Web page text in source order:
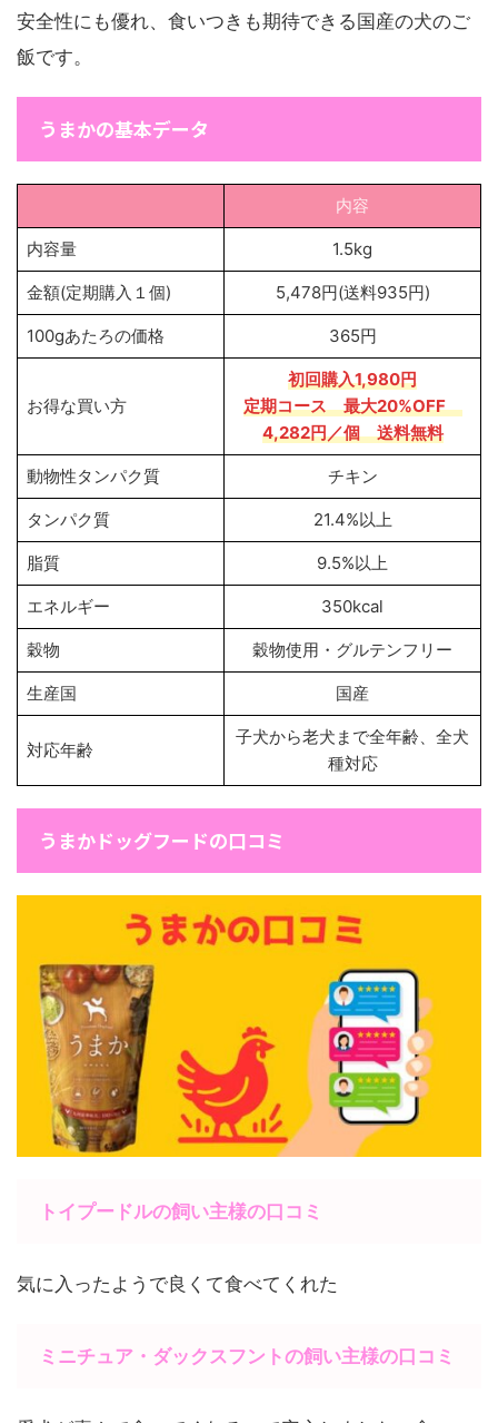
安全性にも優れ、食いつきも期待できる国産の犬のご
飯です。
うまかの基本データ
内容
内容量 1.5kg
金額(定期購入１個) 5,478円(送料935円)
100gあたろの価格 365円
お得な買い方
初回購入1,980円
定期コース最大20%OFF
4,282円／個送料無料
動物性タンパク質 チキン
タンパク質 21.4%以上
脂質 9.5%以上
エネルギー 350kcal
穀物 穀物使用・グルテンフリー
生産国 国産
対応年齢
子犬から老犬まで全年齢、全犬
種対応
うまかドッグフードの口コミ
トイプードルの飼い主様の口コミ
気に入ったようで良くて食べてくれた
ミニチュア・ダックスフントの飼い主様の口コミ